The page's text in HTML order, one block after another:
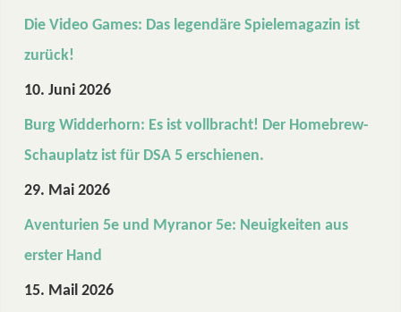
Die Video Games: Das legendäre Spielemagazin ist
zurück!
10. Juni 2026
Burg Widderhorn: Es ist vollbracht! Der Homebrew-
Schauplatz ist für DSA 5 erschienen.
29. Mai 2026
Aventurien 5e und Myranor 5e: Neuigkeiten aus
erster Hand
15. Mail 2026